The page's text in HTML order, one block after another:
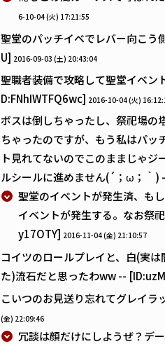
6-10-04 (火) 17:21:55
聖堂のパッチイベでレバー向こう
U] 2016-09-03 (土) 20:43:04
聖職者装備で攻略して聖堂イベ
D:FNhIWTFQ6wc] 2016-10-04 (火)
ボスは倒しちゃったし、祭祀場の
ちゃったのですが、もう私はパッ
ト見れてないのでこのままじゃジ
ルシールに進めません(´；ω；｀
聖堂のイベントが発生済、も
イベントが発生する。なお祭
y17OTY] 2016-11-04 (金) 21:10:57
コイツのロールプレイと、白(実
た)流石だと思ったわww --
こいつのお見送り忘れてグレイ
(金) 22:09:46
冗談は顔だけにしようぜ？デ